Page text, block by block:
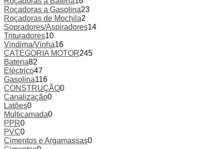
Roçadoras a Gasolina23
Roçadoras de Mochila2
Sopradores/Aspiradores14
Trituradores10
Vindima/Vinha16
CATEGORIA MOTOR245
Bateria82
Eléctrico47
Gasolina116
CONSTRUÇÃO0
Canalização0
Latões0
Multicamada0
PPR0
PVC0
Cimentos e Argamassas0